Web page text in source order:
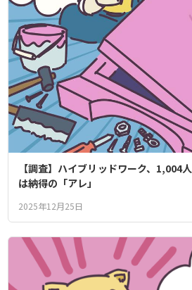
【調査】ハイブリッドワーク、1,004
は納得の「アレ」
2025年12月25日